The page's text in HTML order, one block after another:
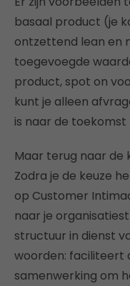
basaal product (je
ontzettend lean en
toegevoegde
product, spot on
kunt je alleen
is naar de toekomst
Maar terug naar de
Zodra je de keuze
op Customer
naar je
structuur in dienst
woorden: faciliteert
samenwerking om